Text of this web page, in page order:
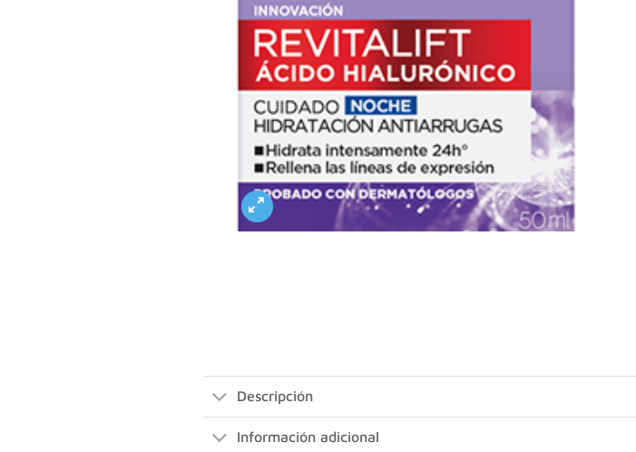
Descripción
Información adicional